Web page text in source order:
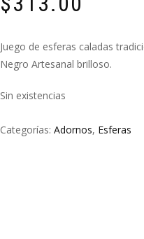
Juego de esferas caladas
Negro Artesanal brilloso.
Sin existencias
Categorías: Adornos, Esferas